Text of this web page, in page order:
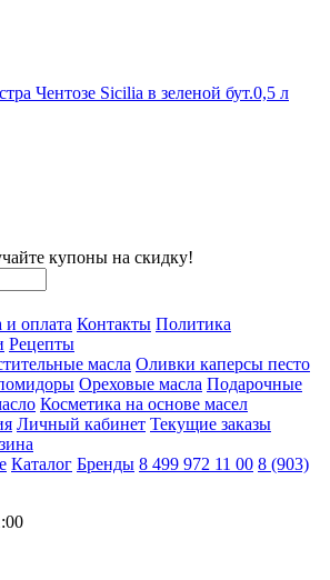
Чентозе Sicilia в зеленой бут.0,5 л
купоны на скидку!
и оплата Контакты Политика
Рецепты
масла Оливки каперсы песто
Ореховые масла Подарочные
Косметика на основе масел
Личный кабинет Текущие заказы
Каталог Бренды 8 499 972 11 00 8 (903)